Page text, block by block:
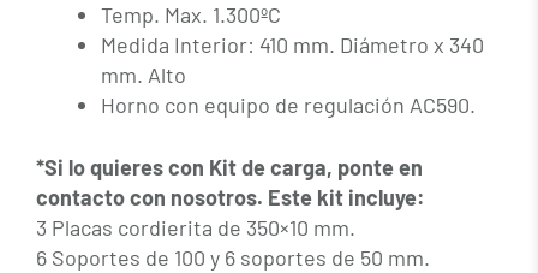
Temp. Max. 1.300ºC
Medida Interior: 410 mm. Diámetro x 340
mm. Alto
Horno con equipo de regulación AC590.
*Si lo quieres con Kit de carga, ponte en
contacto con nosotros. Este kit incluye:
3 Placas cordierita de 350×10 mm.
6 Soportes de 100 y 6 soportes de 50 mm.